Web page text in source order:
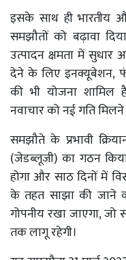
इसके साथ ही भारतीय
समझौतों को बढ़ावा
उत्पादन क्षमता में सुधार
देने के लिए इनक्यूबेशन,
की भी योजना शामिल
नवाचार को नई गति मिलने
समझौते के प्रभावी
(जेडब्लूजी) का गठन
होगा और साठ दिनों में
के तहत साझा की जाने
गोपनीय रखा जाएगा, जो
तक लागू रहेगी।